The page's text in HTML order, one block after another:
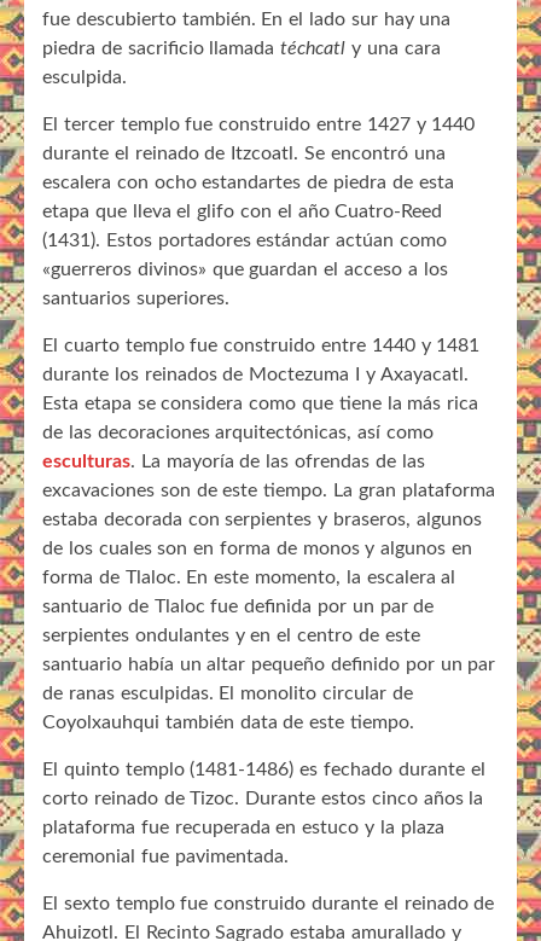
fue descubierto también. En el lado sur hay una
piedra de sacrificio llamadatéchcatl y una cara
esculpida.
El tercer templo fue construido entre 1427 y 1440
durante el reinado de Itzcoatl. Se encontró una
escalera con ocho estandartes de piedra de esta
etapa que lleva el glifo con el año Cuatro-Reed
(1431). Estos portadores estándar actúan como
«guerreros divinos» que guardan el acceso a los
santuarios superiores.
El cuarto templo fue construido entre 1440 y 1481
durante los reinados de Moctezuma I y Axayacatl.
Esta etapa se considera como que tiene la más rica
de las decoraciones arquitectónicas, así como
esculturas. La mayoría de las ofrendas de las
excavaciones son de este tiempo. La gran plataforma
estaba decorada con serpientes y braseros, algunos
de los cuales son en forma de monos y algunos en
forma de Tlaloc. En este momento, la escalera al
santuario de Tlaloc fue definida por un par de
serpientes ondulantes y en el centro de este
santuario había un altar pequeño definido por un par
de ranas esculpidas. El monolito circular de
Coyolxauhqui también data de este tiempo.
El quinto templo (1481-1486) es fechado durante el
corto reinado de Tizoc. Durante estos cinco años la
plataforma fue recuperada en estuco y la plaza
ceremonial fue pavimentada.
El sexto templo fue construido durante el reinado de
Ahuizotl. El Recinto Sagrado estaba amurallado y